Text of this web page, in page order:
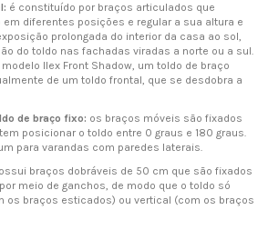
é constituído por braços articulados que
diferentes posições e regular a sua altura e
prolongada do interior da casa ao sol,
do toldo nas fachadas viradas a norte ou a sul.
Ilex Front Shadow, um toldo de braço
de um toldo frontal, que se desdobra a
de braço fixo: os braços móveis são fixados
posicionar o toldo entre 0 graus e 180 graus.
para varandas com paredes laterais.
braços dobráveis de 50 cm que são fixados
meio de ganchos, de modo que o toldo só
os braços esticados) ou vertical (com os braços